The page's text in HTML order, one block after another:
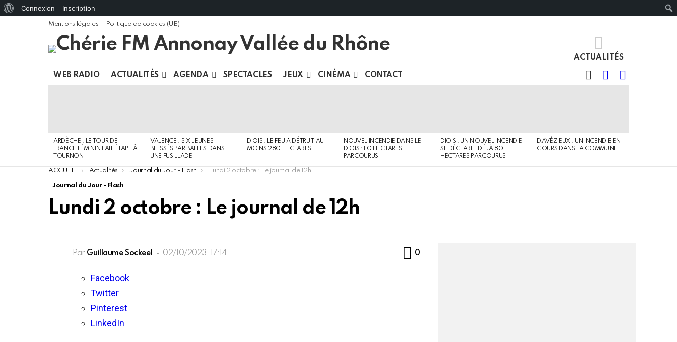
Mentions légales Politique de cookies (UE)
ACTUALITÉS
WEB RADIO ACTUALITÉS AGENDA SPECTACLES JEUX CINÉMA CONTACT
SWITCHRECHERCHE
ARDÈCHE : LE TOUR DE
FRANCE FÉMININ FAIT ÉTAPE À
TOURNON
VALENCE : SIX JEUNES
BLESSÉS PAR BALLES DANS
UNE FUSILLADE
DIOIS : LE FEU A DÉTRUIT AU
MOINS 280 HECTARES
NOUVEL INCENDIE DANS LE
DIOIS : 110 HECTARES
PARCOURUS
DIOIS : UN NOUVEL INCENDIE
SE DÉCLARE, DÉJÀ 80
HECTARES PARCOURUS
DAVÉZIEUX : UN INCENDIE EN
COURS DANS LA COMMUNE
You are here:
ACCUEIL Actualités Journal du Jour - Flash Lundi 2 octobre : Le journal de 12h
Journal du Jour - Flash
Lundi 2 octobre : Le journal de 12h
Par Guillaume Sockeel 02/10/2023, 17:14 0
Facebook
Twitter
Pinterest
LinkedIn
Connexion Inscription